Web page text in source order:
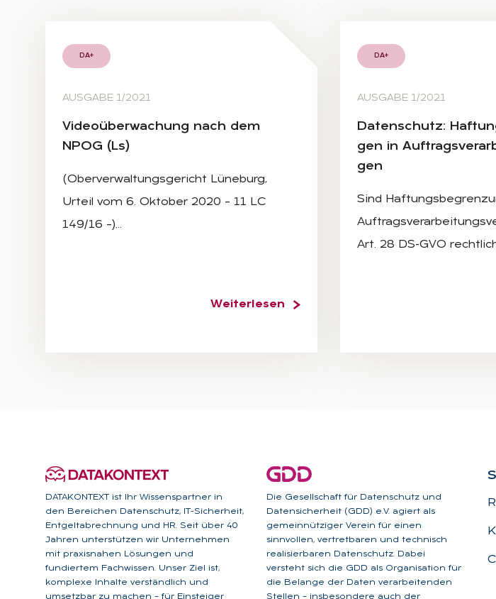
DA+
AUSGABE 1/2021
Vi­deo­über­wa­chung nach dem
NPOG (Ls)
(Oberverwaltungsgericht Lüneburg,
Urteil vom 6. Oktober 2020 – 11 LC
149/16 –)…
Weiterlesen
DA+
AUSGABE 1/2021
Da­ten­schutz:
gen in
gen
Sind
Art. 28 DS-GVO
DATAKONTEXT ist Ihr Wissenspartner in
den Bereichen Datenschutz, IT-Sicherheit,
Entgeltabrechnung und HR. Seit über 40
Jahren unterstützen wir Unternehmen
mit praxisnahen Lösungen und
fundiertem Fachwissen. Unser Ziel ist,
komplexe Inhalte verständlich und
umsetzbar zu machen – für Einsteiger
Die Gesellschaft für Datenschutz und
Datensicherheit (GDD) e.V. agiert als
gemeinnütziger Verein für einen
sinnvollen, vertretbaren und technisch
realisierbaren Datenschutz. Dabei
versteht sich die GDD als Organisation für
die Belange der Daten verarbeitenden
Stellen – insbesondere auch der